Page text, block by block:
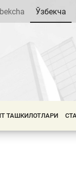
Ўзбекча
ТАШКИЛОТЛАРИ